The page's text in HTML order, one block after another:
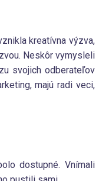
kreatívna výzva,
Neskôr vymysleli
svojich odberateľov
majú radi veci,
dostupné. Vnímali